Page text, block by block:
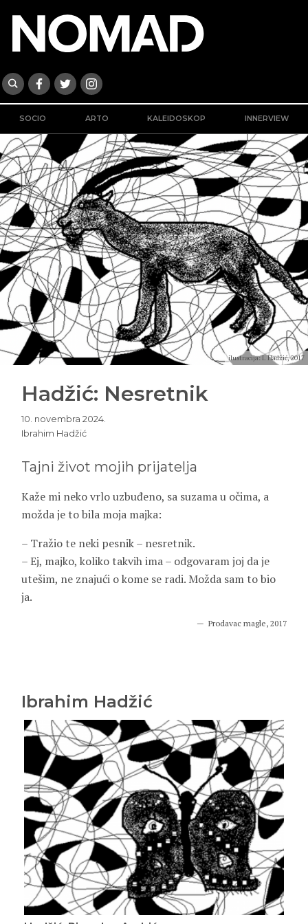
SOCIO ARTO KALEIDOSKOP INNERVIEW
ilustracija: I. Hadžić, 2017
Hadžić: Nesretnik
10. novembra 2024.
Ibrahim Hadžić
Tajni život mojih prijatelja
Kaže mi neko vrlo uzbuđeno, sa suzama u očima, a
možda je to bila moja majka:
– Tražio te neki pesnik – nesretnik.
– Ej, majko, koliko takvih ima – odgovaram joj da je
utešim, ne znajući o kome se radi. Možda sam to bio
ja.
Prodavac magle, 2017
Ibrahim Hadžić